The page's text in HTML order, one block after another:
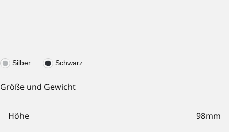
Silber Schwarz
Größe und Gewicht
Höhe 98mm